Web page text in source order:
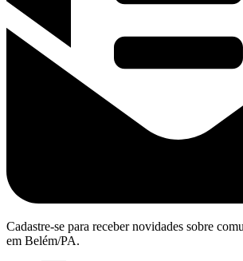
Cadastre-se para receber novidades sobre
em Belém/PA.